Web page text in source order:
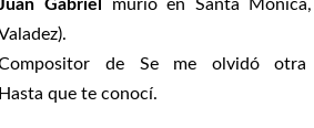
Gabriel
murió en Santa
de Se me olvidó
Hasta que te conocí.